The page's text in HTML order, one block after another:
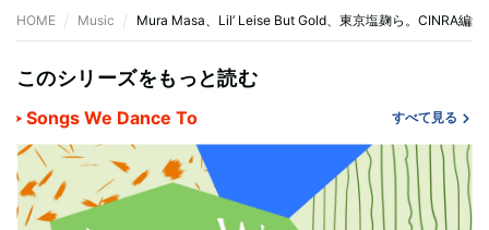
HOME Music Mura Masa、Lil’ Leise But Gold、東京塩麹ら。CINRA編
このシリーズをもっと読む
Songs We Dance To すべて見る